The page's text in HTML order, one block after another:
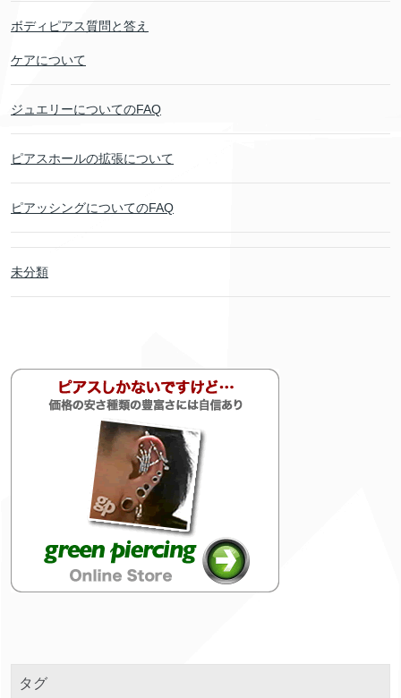
ボディピアス質問と答え
ケアについて
ジュエリーについてのFAQ
ピアスホールの拡張について
ピアッシングについてのFAQ
未分類
タグ